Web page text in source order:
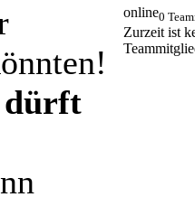
dürft
online0
Zurzeit ist